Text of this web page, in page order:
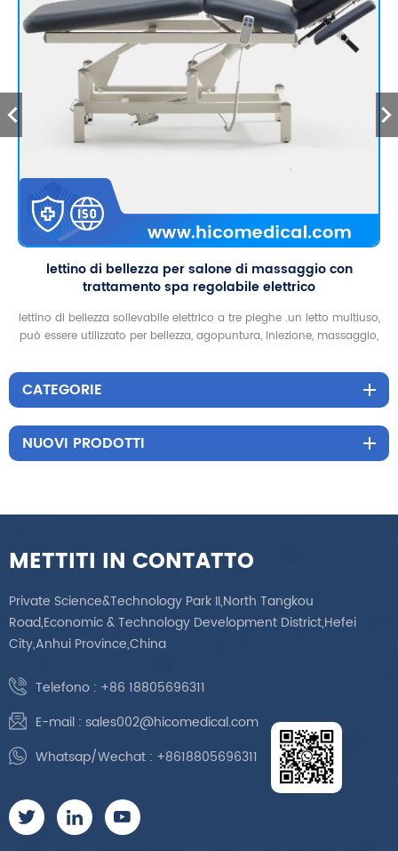
lettino di bellezza per salone di massaggio con
trattamento spa regolabile elettrico
lettino di bellezza sollevabile elettrico a tre pieghe .un letto multiuso,
può essere utilizzato per bellezza, agopuntura, iniezione, massaggio,
CATEGORIE
NUOVI PRODOTTI
METTITI IN CONTATTO
Private Science&Technology Park II,North Tangkou
Road,Economic & Technology Development District,Hefei
City,Anhui Province,China
Telefono : +86 18805696311
E-mail : sales002@hicomedical.com
Whatsap/Wechat : +8618805696311